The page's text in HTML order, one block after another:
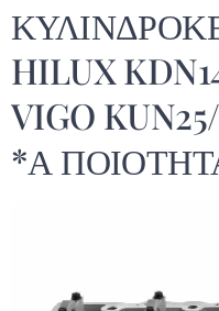
HILUX
VIGO
*Α